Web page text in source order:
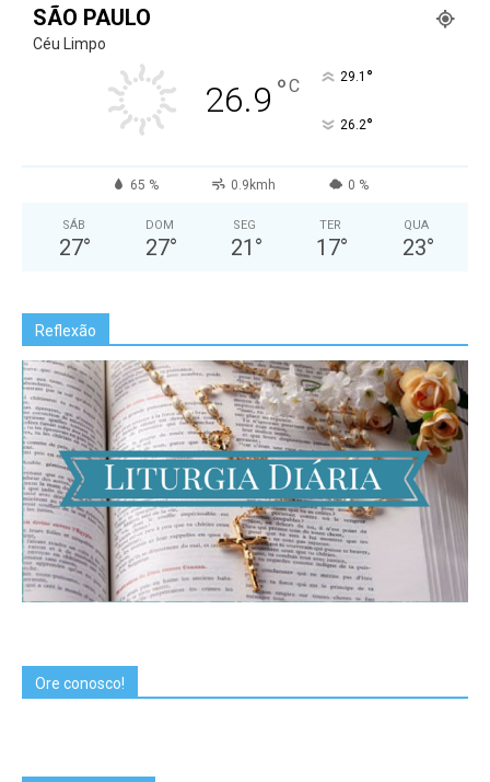
SÃO PAULO
Céu Limpo
26.9 °C 29.1 °
26.2°
65 % 0.9kmh 0 %
SÁB
27°
DOM
27°
SEG
21 °
TER
17°
QUA
23°
Reflexão
Ore conosco!